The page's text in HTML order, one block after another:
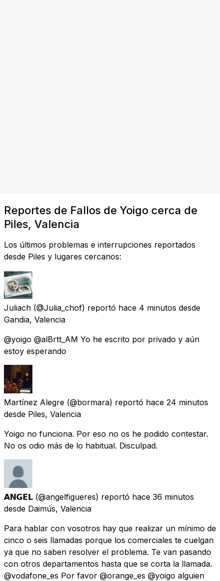
Reportes de Fallos de Yoigo cerca de
Piles, Valencia
Los últimos problemas e interrupciones reportados
desde Piles y lugares cercanos:
Juliach (@Julia_chof) reportó hace 4 minutos desde
Gandia, Valencia
@yoigo @alBrtt_AM Yo he escrito por privado y aún
estoy esperando
Martínez Alegre (@bormara) reportó hace 24 minutos
desde Piles, Valencia
Yoigo no funciona. Por eso no os he podido contestar.
No os odio más de lo habitual. Disculpad.
𝗔𝗡𝗚𝗘𝗟 (@angelfigueres) reportó hace 36 minutos
desde Daimús, Valencia
Para hablar con vosotros hay que realizar un mínimo de
cinco o seis llamadas porque los comerciales te cuelgan
ya que no saben resolver el problema. Te van pasando
con otros departamentos hasta que se corta la llamada.
@vodafone_es Por favor @orange_es @yoigo alguien